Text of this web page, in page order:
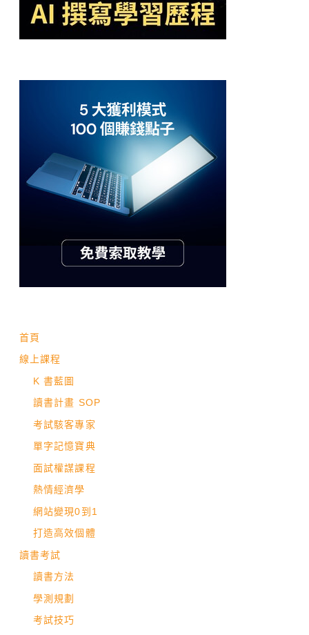
首頁
線上課程
K 書藍圖
讀書計畫 SOP
考試駭客專家
單字記憶寶典
面試權謀課程
熱情經濟學
網站變現0到1
打造高效個體
讀書考試
讀書方法
學測規劃
考試技巧